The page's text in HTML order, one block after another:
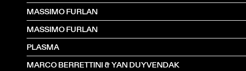
MASSIMO FURLAN
MASSIMO FURLAN
PLASMA
MARCO BERRETTINI & YAN DUYVENDAK